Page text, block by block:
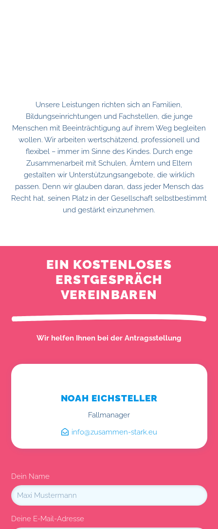
Unsere Leistungen richten sich an Familien,
Bildungseinrichtungen und Fachstellen, die junge
Menschen mit Beeinträchtigung auf ihrem Weg begleiten
wollen. Wir arbeiten wertschätzend, professionell und
flexibel – immer im Sinne des Kindes. Durch enge
Zusammenarbeit mit Schulen, Ämtern und Eltern
gestalten wir Unterstützungsangebote, die wirklich
passen. Denn wir glauben daran, dass jeder Mensch das
Recht hat, seinen Platz in der Gesellschaft selbstbestimmt
und gestärkt einzunehmen.
EIN KOSTENLOSES
ERSTGESPRÄCH
VEREINBAREN
Wir helfen Ihnen bei der Antragsstellung
NOAH EICHSTELLER
Fallmanager
info@zusammen-stark.eu
Dein Name
Deine E-Mail-Adresse